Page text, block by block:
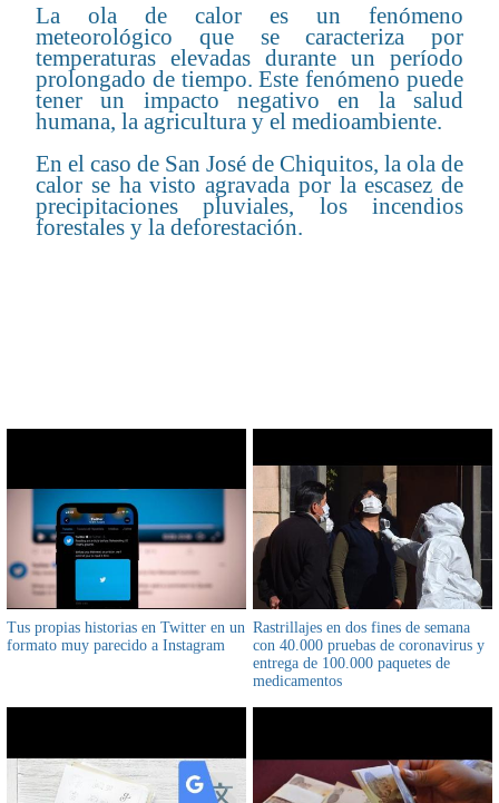
La ola de calor es un fenómeno
meteorológico que se caracteriza por
temperaturas elevadas durante un período
prolongado de tiempo. Este fenómeno puede
tener un impacto negativo en la salud
humana, la agricultura y el medioambiente.
En el caso de San José de Chiquitos, la ola de
calor se ha visto agravada por la escasez de
precipitaciones pluviales, los incendios
forestales y la deforestación.
Tus propias historias en Twitter en un
formato muy parecido a Instagram
Rastrillajes en dos fines de semana
con 40.000 pruebas de coronavirus y
entrega de 100.000 paquetes de
medicamentos